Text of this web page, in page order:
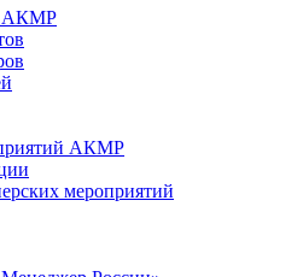
АКМР
АКМР
мероприятий